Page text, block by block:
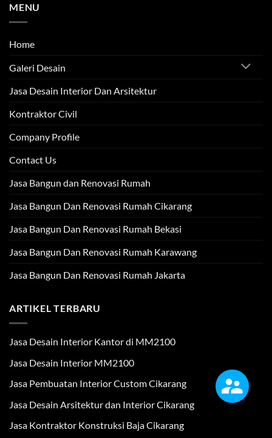
MENU
Home
Galeri Desain
Jasa Desain Interior Dan Arsitektur
Kontraktor Civil
Company Profile
Contact Us
Jasa Bangun dan Renovasi Rumah
Jasa Bangun Dan Renovasi Rumah Cikarang
Jasa Bangun Dan Renovasi Rumah Bekasi
Jasa Bangun Dan Renovasi Rumah Karawang
Jasa Bangun Dan Renovasi Rumah Jakarta
ARTIKEL TERBARU
Jasa Desain Interior Kantor di MM2100
Jasa Desain Interior MM2100
Jasa Pembuatan Interior Custom Cikarang
Jasa Desain Arsitektur dan Interior Cikarang
Jasa Kontraktor Konstruksi Baja Cikarang